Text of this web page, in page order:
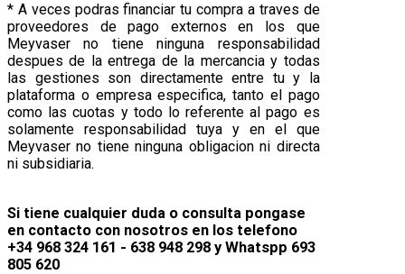
* A veces podras financiar tu compra a traves de
proveedores de pago externos en los que
Meyvaser no tiene ninguna responsabilidad
despues de la entrega de la mercancia y todas
las gestiones son directamente entre tu y la
plataforma o empresa especifica, tanto el pago
como las cuotas y todo lo referente al pago es
solamente responsabilidad tuya y en el que
Meyvaser no tiene ninguna obligacion ni directa
ni subsidiaria.
Si tiene cualquier duda o consulta pongase
en contacto con nosotros en los telefono
+34 968 324 161 - 638 948 298 y Whatspp 693
805 620